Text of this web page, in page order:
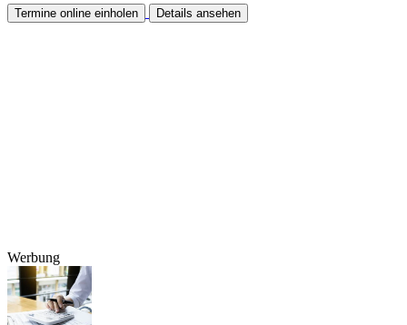
Termine online einholen Details ansehen
Werbung